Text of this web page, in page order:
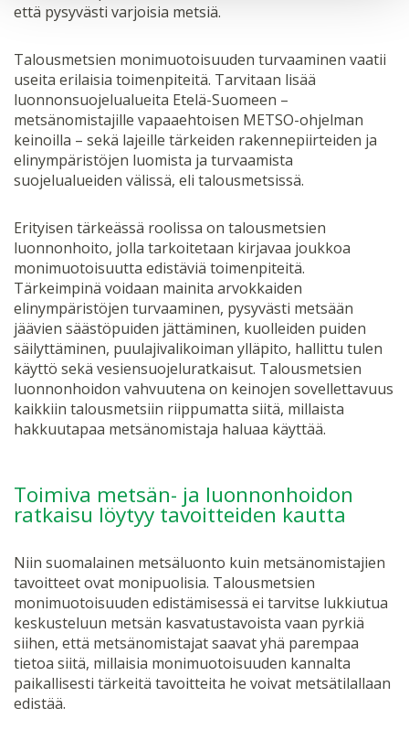
että pysyvästi varjoisia metsiä.
Talousmetsien monimuotoisuuden turvaaminen vaatii
useita erilaisia toimenpiteitä. Tarvitaan lisää
luonnonsuojelualueita Etelä-Suomeen –
metsänomistajille vapaaehtoisen METSO-ohjelman
keinoilla – sekä lajeille tärkeiden rakennepiirteiden ja
elinympäristöjen luomista ja turvaamista
suojelualueiden välissä, eli talousmetsissä.
Erityisen tärkeässä roolissa on talousmetsien
luonnonhoito, jolla tarkoitetaan kirjavaa joukkoa
monimuotoisuutta edistäviä toimenpiteitä.
Tärkeimpinä voidaan mainita arvokkaiden
elinympäristöjen turvaaminen, pysyvästi metsään
jäävien säästöpuiden jättäminen, kuolleiden puiden
säilyttäminen, puulajivalikoiman ylläpito, hallittu tulen
käyttö sekä vesiensuojeluratkaisut. Talousmetsien
luonnonhoidon vahvuutena on keinojen sovellettavuus
kaikkiin talousmetsiin riippumatta siitä, millaista
hakkuutapaa metsänomistaja haluaa käyttää.
Toimiva metsän- ja luonnonhoidon
ratkaisu löytyy tavoitteiden kautta
Niin suomalainen metsäluonto kuin metsänomistajien
tavoitteet ovat monipuolisia. Talousmetsien
monimuotoisuuden edistämisessä ei tarvitse lukkiutua
keskusteluun metsän kasvatustavoista vaan pyrkiä
siihen, että metsänomistajat saavat yhä parempaa
tietoa siitä, millaisia monimuotoisuuden kannalta
paikallisesti tärkeitä tavoitteita he voivat metsätilallaan
edistää.